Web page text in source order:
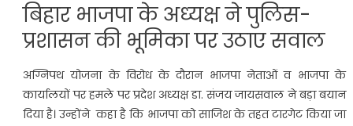
बिहार भाजपा के अध्‍यक्ष ने पुलिस-
प्रशासन की भूमिका पर उठाए सवाल
अग्निपथ योजना के विरोध के दौरान भाजपा नेताओं व भाजपा के
कार्यालयों पर हमले पर प्रदेश अध्‍यक्ष डा. संजय जायसवाल ने बड़ा बयान
दिया है। उन्‍होंने कहा है कि भाजपा को साजिश के तहत टारगेट किया जा